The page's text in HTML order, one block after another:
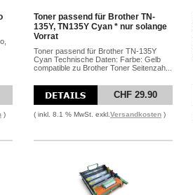
)
Toner passend für Brother TN-
135Y, TN135Y Cyan * nur solange
Vorrat
Toner passend für Brother TN-135Y
Cyan Technische Daten: Farbe: Gelb
compatible zu Brother Toner Seitenzah...
CHF 29.90
( inkl. 8.1 % MwSt. exkl. Versandkosten )